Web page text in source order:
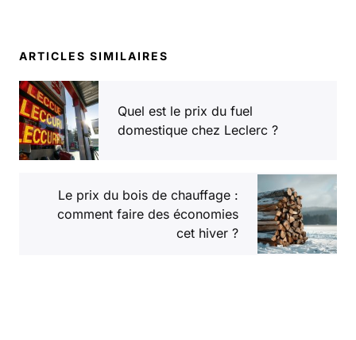
ARTICLES SIMILAIRES
Quel est le prix du fuel
domestique chez Leclerc ?
Le prix du bois de chauffage :
comment faire des économies
cet hiver ?